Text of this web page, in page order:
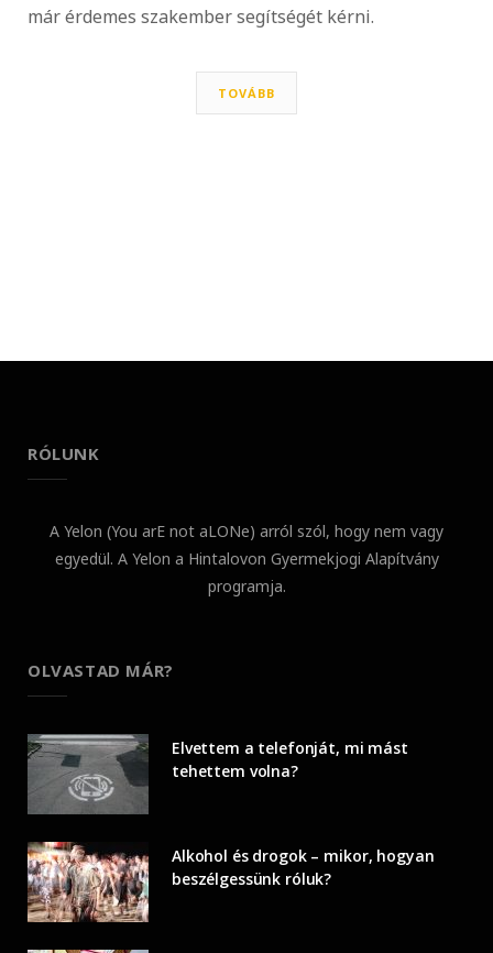
már érdemes szakember segítségét kérni.
TOVÁBB
RÓLUNK
A Yelon (You arE not aLONe) arról szól, hogy nem vagy
egyedül. A Yelon a Hintalovon Gyermekjogi Alapítvány
programja.
OLVASTAD MÁR?
Elvettem a telefonját, mi mást
tehettem volna?
Alkohol és drogok – mikor, hogyan
beszélgessünk róluk?